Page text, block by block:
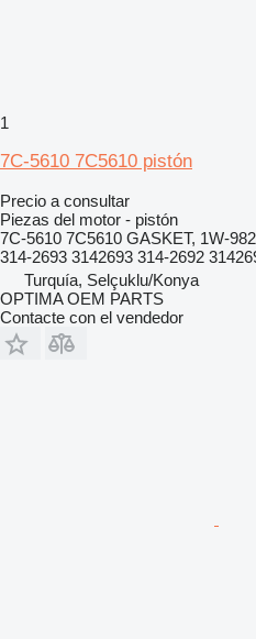
1
7C-5610 7C5610 pistón
Precio a consultar
Piezas del motor - pistón
7C-5610 7C5610 GASKET, 1W-
314-2693 3142693 314-2692
Turquía, Selçuklu/Konya
OPTIMA OEM PARTS
Contacte con el vendedor